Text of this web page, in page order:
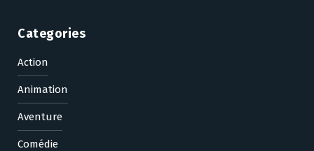
Categories
Action
Animation
Aventure
Comédie